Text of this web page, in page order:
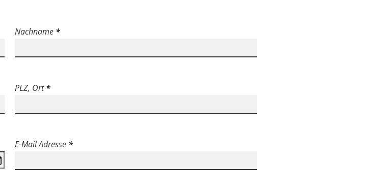
Nachname *
PLZ, Ort*
E-Mail Adresse *